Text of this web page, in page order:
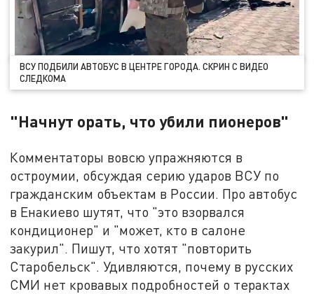
ВСУ ПОДБИЛИ АВТОБУС В ЦЕНТРЕ ГОРОДА. СКРИН С ВИДЕО
СЛЕДКОМА
"Начнут орать, что убили пионеров"
Комментаторы вовсю упражняются в
остроумии, обсуждая серию ударов ВСУ по
гражданским объектам в России. Про автобус
в Енакиево шутят, что "это взорвался
кондиционер" и "может, кто в салоне
закурил". Пишут, что хотят "повторить
Старобельск". Удивляются, почему в русских
СМИ нет кровавых подробностей о терактах